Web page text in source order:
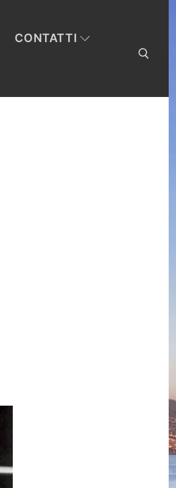
CONTATTI